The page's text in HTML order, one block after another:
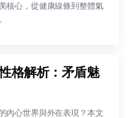
核心，從健康線條到整體氣
格解析：矛盾魅
內心世界與外在表現？本文